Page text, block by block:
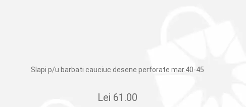
Slapi p/u barbati cauciuc desene perforate mar.40-45
Lei 61.00